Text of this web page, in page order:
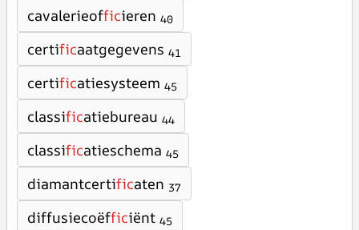
cavalerieofficieren 40
certificaatgegevens 41
certificatiesysteem 45
classificatiebureau 44
classificatieschema 45
diamantcertificaten 37
diffusiecoëfficiënt 45